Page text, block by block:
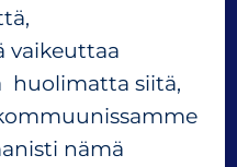
vaikeuttaa
huolimatta siitä,
nämä